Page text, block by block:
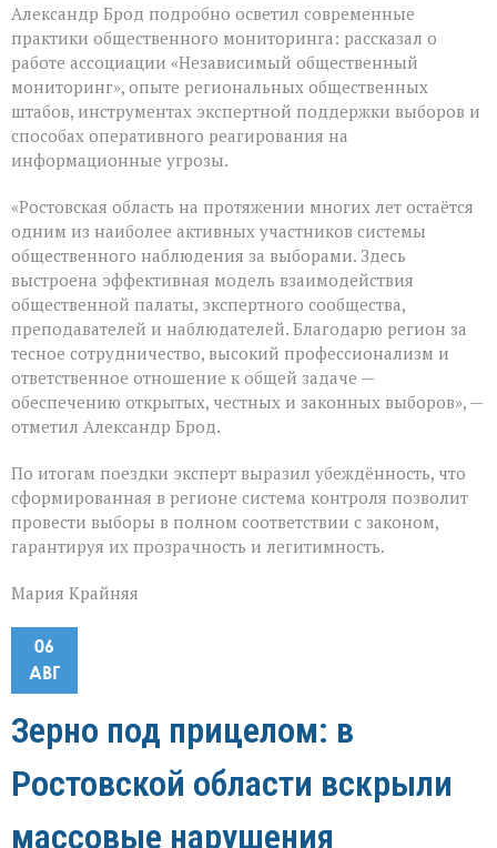
Александр Брод подробно осветил современные
практики общественного мониторинга: рассказал о
работе ассоциации «Независимый общественный
мониторинг», опыте региональных общественных
штабов, инструментах экспертной поддержки выборов и
способах оперативного реагирования на
информационные угрозы.
«Ростовская область на протяжении многих лет остаётся
одним из наиболее активных участников системы
общественного наблюдения за выборами. Здесь
выстроена эффективная модель взаимодействия
общественной палаты, экспертного сообщества,
преподавателей и наблюдателей. Благодарю регион за
тесное сотрудничество, высокий профессионализм и
ответственное отношение к общей задаче —
обеспечению открытых, честных и законных выборов», —
отметил Александр Брод.
По итогам поездки эксперт выразил убеждённость, что
сформированная в регионе система контроля позволит
провести выборы в полном соответствии с законом,
гарантируя их прозрачность и легитимность.
Мария Крайняя
06
АВГ
Зерно под прицелом: в
Ростовской области вскрыли
массовые нарушения